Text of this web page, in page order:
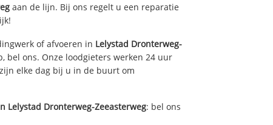
aan de lijn. Bij ons regelt u een reparatie
of afvoeren in Lelystad Dronterweg-
bel ons. Onze loodgieters werken 24 uur
elke dag bij u in de buurt om
Lelystad Dronterweg-Zeeasterweg: bel ons